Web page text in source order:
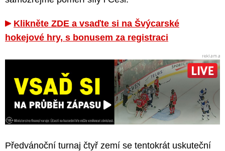
Klikněte ZDE a vsaďte si na Švýcarské
hokejové hry, s bonusem za registraci
Předvánoční turnaj čtyř zemí se tentokrát uskuteční